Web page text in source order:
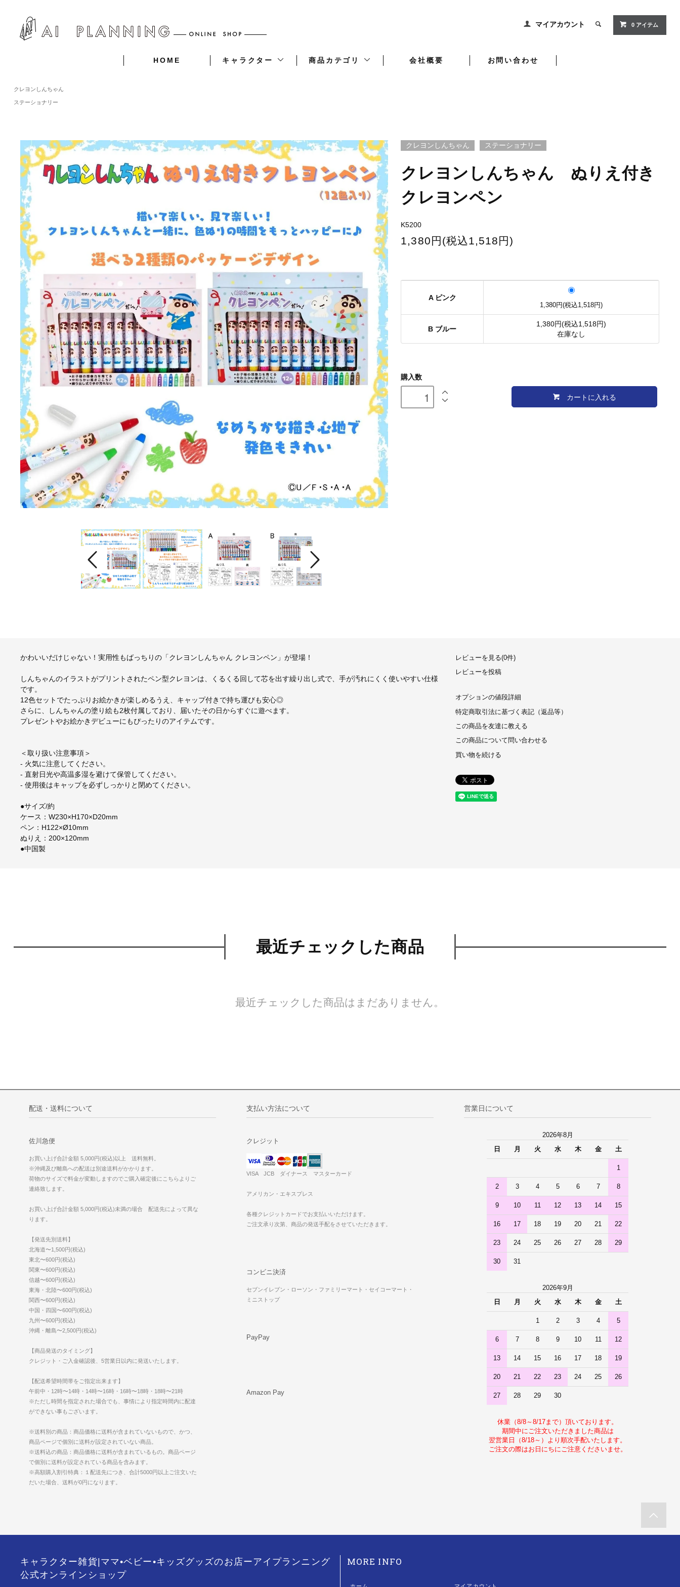
マイアカウント 0 アイテム
HOME キャラクター 商品カテゴリ 会社概要 お問い合わせ
クレヨンしんちゃん
ステーショナリー
クレヨンしんちゃん ステーショナリー
クレヨンしんちゃん ぬりえ付き
クレヨンペン
K5200
1,380円(税込1,518円)
A ピンク
1,380円(税込1,518円)
B ブルー
1,380円(税込1,518円)
在庫なし
購入数
カートに入れる
かわいいだけじゃない！実用性もばっちりの「クレヨンしんちゃん クレヨンペン」が登場！
しんちゃんのイラストがプリントされたペン型クレヨンは、くるくる回して芯を出す繰り出し式で、手が汚れにくく使いやすい仕様
です。
12色セットでたっぷりお絵かきが楽しめるうえ、キャップ付きで持ち運びも安心◎
さらに、しんちゃんの塗り絵も2枚付属しており、届いたその日からすぐに遊べます。
プレゼントやお絵かきデビューにもぴったりのアイテムです。
＜取り扱い注意事項＞
- 火気に注意してください。
- 直射日光や高温多湿を避けて保管してください。
- 使用後はキャップを必ずしっかりと閉めてください。
●サイズ/約
ケース：W230×H170×D20mm
ペン：H122×Ø10mm
ぬりえ：200×120mm
●中国製
レビューを見る(0件)
レビューを投稿
オプションの値段詳細
特定商取引法に基づく表記（返品等）
この商品を友達に教える
この商品について問い合わせる
買い物を続ける
最近チェックした商品
最近チェックした商品はまだありません。
配送・送料について
佐川急便
お買い上げ合計金額 5,000円(税込)以上 送料無料。
※沖縄及び離島への配送は別途送料がかかります。
荷物のサイズで料金が変動しますのでご購入確定後にこちらよりご
連絡致します。
お買い上げ合計金額 5,000円(税込)未満の場合 配送先によって異な
ります。
【発送先別送料】
北海道〜1,500円(税込)
東北〜600円(税込)
関東〜600円(税込)
信越〜600円(税込)
東海・北陸〜600円(税込)
関西〜600円(税込)
中国・四国〜600円(税込)
九州〜600円(税込)
沖縄・離島〜2,500円(税込)
【商品発送のタイミング】
クレジット・ご入金確認後、5営業日以内に発送いたします。
【配送希望時間帯をご指定出来ます】
午前中・12時〜14時・14時〜16時・16時〜18時・18時〜21時
※ただし時間を指定された場合でも、事情により指定時間内に配達
ができない事もございます。
※送料別の商品：商品価格に送料が含まれていないもので、かつ、
商品ページで個別に送料が設定されていない商品。
※送料込の商品：商品価格に送料が含まれているもの。商品ページ
で個別に送料が設定されている商品を含みます。
※高額購入割引特典：１配送先につき、合計5000円以上ご注文いた
だいた場合、送料が0円になります。
支払い方法について
クレジット
VISA JCB ダイナース マスターカード
アメリカン・エキスプレス
各種クレジットカードでお支払いいただけます。
ご注文承り次第、商品の発送手配をさせていただきます。
コンビニ決済
セブンイレブン・ローソン・ファミリーマート・セイコーマート・
ミニストップ
PayPay
Amazon Pay
営業日について
2026年8月
日
月 火 水 木 金 土
1
2 3 4 5 6 7 8
9 10 11 12 13 14 15
16 17 18 19 20 21 22
23 24 25 26 27 28 29
30 31
2026年9月
日
月 火 水 木 金 土
1 2 3 4 5
6 7 8 9 10 11 12
13 14 15 16 17 18 19
20 21 22 23 24 25 26
27 28 29 30
休業（8/8～8/17まで）頂いております。
期間中にご注文いただきました商品は
翌営業日（8/18～）より順次手配いたします。
ご注文の際はお日にちにご注意くださいませ。
キャラクター雑貨|ママ•ベビー•キッズグッズのお店ーアイプランニング
公式オンラインショップ
MORE INFO